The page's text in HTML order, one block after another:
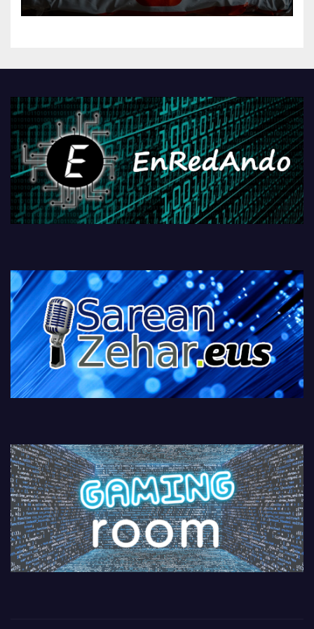
kontrola, Googleri behin
PlayStationeko bideojoko